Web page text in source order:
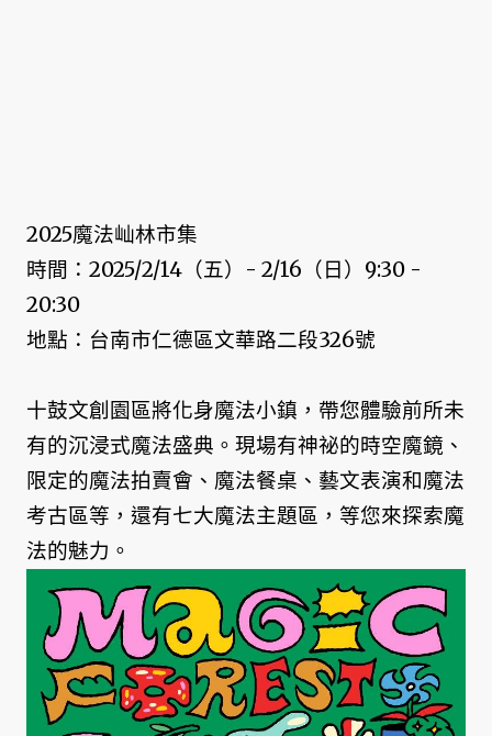
2025魔法屾林市集
時間：2025/2/14（五）- 2/16（日）9:30 -
20:30
地點：台南市仁德區文華路二段326號
十鼓文創園區將化身魔法小鎮，帶您體驗前所未
有的沉浸式魔法盛典。現場有神祕的時空魔鏡、
限定的魔法拍賣會、魔法餐桌、藝文表演和魔法
考古區等，還有七大魔法主題區，等您來探索魔
法的魅力。